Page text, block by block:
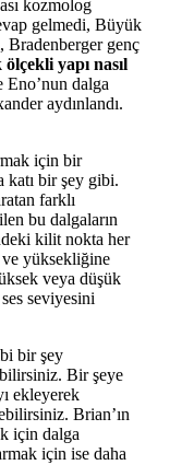
kozmolog
gelmedi, Büyük
Bradenberger genç
yapı nasıl
Eno’nun dalga
aydınlandı.
için bir
katı bir şey gibi.
farklı
bu dalgaların
kilit nokta her
yüksekliğine
veya düşük
seviyesini
bir şey
Bir şeye
ekleyerek
Brian’ın
için dalga
için ise daha